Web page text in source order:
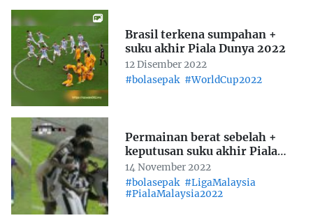
Brasil terkena sumpahan +
suku akhir Piala Dunya 2022
12 Disember 2022
#bolasepak #WorldCup2022
Permainan berat sebelah +
keputusan suku akhir Piala
Malaysia 2022
14 November 2022
#bolasepak #LigaMalaysia
#PialaMalaysia2022